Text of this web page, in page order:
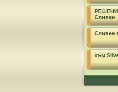
Сливен
Сливен
към